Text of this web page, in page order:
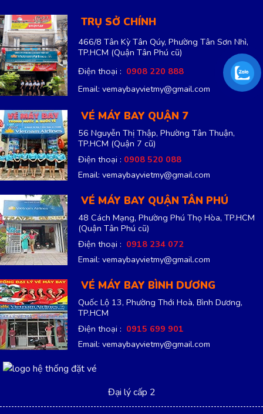
TRỤ SỞ CHÍNH
466/8 Tân Kỳ Tân Qúy, Phường Tân Sơn Nhì,
TP.HCM (Quận Tân Phú cũ)
Điện thoại : 0908 220 888
Email: vemaybayvietmy@gmail.com
VÉ MÁY BAY QUẬN 7
56 Nguyễn Thị Thập, Phường Tân Thuận,
TP.HCM (Quận 7 cũ)
Điện thoại : 0908 520 088
Email: vemaybayvietmy@gmail.com
VÉ MÁY BAY QUẬN TÂN PHÚ
48 Cách Mạng, Phường Phú Thọ Hòa, TP.HCM
(Quận Tân Phú cũ)
Điện thoại : 0918 234 072
Email: vemaybayvietmy@gmail.com
VÉ MÁY BAY BÌNH DƯƠNG
Quốc Lộ 13, Phường Thới Hoà, Bình Dương,
TP.HCM
Điện thoại : 0915 699 901
Email: vemaybayvietmy@gmail.com
Đại lý cấp 2